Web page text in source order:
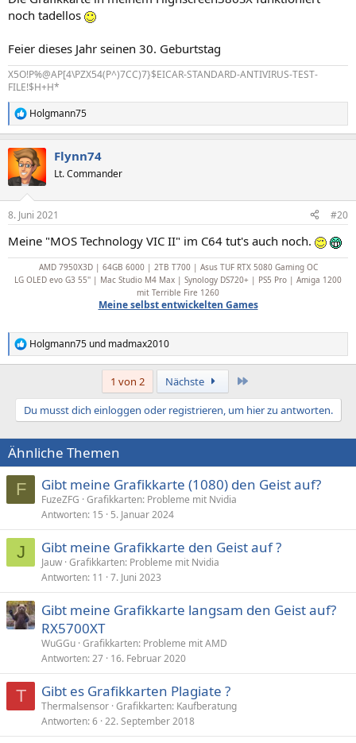
noch tadellos
Feier dieses Jahr seinen 30. Geburtstag
X5O!P%@AP[4\PZX54(P^)7CC)7}$EICAR-STANDARD-ANTIVIRUS-TEST-
FILE!$H+H*
R
e
k
e
:
Holgmann75
Flynn74
Lt. Commander
8. Juni 2021 #20
Meine "MOS Technology VIC II" im C64 tut's auch noch.
AMD 7950X3D | 64GB 6000 | 2TB T700 | Asus TUF RTX 5080 Gaming OC
LG OLED evo G3 55'' | Mac Studio M4 Max | Synology DS720+ | PS5 Pro | Amiga 1200
mit Terrible Fire 1260
Meine selbst entwickelten Games
R
e
t
o
n
e
:
Holgmann75 und madmax2010
1 von 2 Nächste
Du musst dich einloggen oder registrieren, um hier zu antworten.
Ähnliche Themen
F Gibt meine Grafikkarte (1080) den Geist auf?
FuzeZFG Grafikkarten: Probleme mit Nvidia
Antworten 15 5. Januar 2024
J Gibt meine Grafikkarte den Geist auf ?
Jauw Grafikkarten: Probleme mit Nvidia
Antworten 11 7. Juni 2023
Gibt meine Grafikkarte langsam den Geist auf?
RX5700XT
WuGGu Grafikkarten: Probleme mit AMD
Antworten 27 16. Februar 2020
T Gibt es Grafikkarten Plagiate ?
Thermalsensor Grafikkarten: Kaufberatung
Antworten 6 22. September 2018